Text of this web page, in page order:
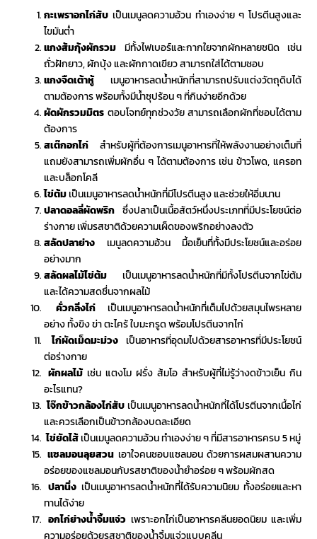
กะเพราอกไก่สับ เป็นเมนูลดความอ้วน ทำเองง่าย ๆ โปรตีนสูงและ
ไขมันต่ำ
แกงส้มกุ้งผักรวม มีทั้งไฟเบอร์และกากใยจากผักหลายชนิด เช่น
ถั่วฝักยาว, ผักบุ้ง และผักกาดเขียว สามารถใส่ได้ตามชอบ
แกงจืดเต้าหู้
เมนูอาหารลดน้ำหนักที่สามารถปรับแต่งวัตถุดิบได้
ตามต้องการ พร้อมทั้งมีน้ำซุปร้อน ๆ ที่กินง่ายอีกด้วย
ผัดผักรวมมิตร ตอบโจทย์ทุกช่วงวัย สามารถเลือกผักที่ชอบได้ตาม
ต้องการ
สเต๊กอกไก่ สำหรับผู้ที่ต้องการเมนูอาหารที่ให้พลังงานอย่างเต็มที่
แถมยังสามารถเพิ่มผักอื่น ๆ ได้ตามต้องการ เช่น ข้าวโพด, แครอท
และบล็อกโคลี
ไข่ต้มเป็นเมนูอาหารลดน้ำหนักที่มีโปรตีนสูง และช่วยให้อิ่มนาน
ปลาดอลลี่ผัดพริก ซึ่งปลาเป็นเนื้อสัตว์หนึ่งประเภทที่มีประโยชน์ต่อ
ร่างกาย เพิ่มรสชาติด้วยความเผ็ดของพริกอย่างลงตัว
สลัดปลาย่าง
เมนูลดความอ้วน มื้อเย็นที่ทั้งมีประโยชน์และอร่อย
อย่างมาก
สลัดผลไม้ไข่ต้ม เป็นเมนูอาหารลดน้ำหนักที่มีทั้งโปรตีนจากไข่ต้ม
และได้ความสดชื่นจากผลไม้
คั่วกลิ่งไก่ เป็นเมนูอาหารลดน้ำหนักที่เต็มไปด้วยสมุนไพรหลาย
อย่าง ทั้งขิง ข่า ตะไคร้ ใบมะกรูด พร้อมโปรตีนจากไก่
ไก่ผัดเม็ดมะม่วง เป็นอาหารที่อุดมไปด้วยสารอาหารที่มีประโยชน์
ต่อร่างกาย
ผักผลไม้เช่น แตงโม ฝรั่ง ส้มโอ สำหรับผู้ที่ไม่รู้ว่างดข้าวเย็น กิน
อะไรแทน?
โจ๊กข้าวกล้องไก่สับเป็นเมนูอาหารลดน้ำหนักที่ได้โปรตีนจากเนื้อไก่
และควรเลือกเป็นข้าวกล้องบดละเอียด
ไข่ยัดไส้เป็นเมนูลดความอ้วน ทำเองง่าย ๆที่มีสารอาหารครบ 5 หมู่
แซลมอนลุยสวน เอาใจคนชอบแซลมอน ด้วยการผสมผสานความ
อร่อยของแซลมอนกับรสชาติของน้ำยำอร่อย ๆ พร้อมผักสด
ปลานึ่ง เป็นเมนูอาหารลดน้ำหนักที่ได้รับความนิยม ทั้งอร่อยและหา
ทานได้ง่าย
อกไก่ย่างน้ำจิ้มแจ่ว เพราะอกไก่เป็นอาหารคลีนยอดนิยม และเพิ่ม
ความอร่อยด้วยรสชาติของน้ำจิ้มแจ่วแบบคลีน